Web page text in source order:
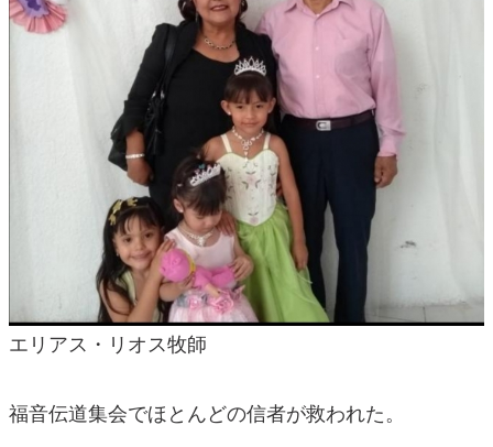
エリアス・リオス牧師
福音伝道集会でほとんどの信者が救われた。